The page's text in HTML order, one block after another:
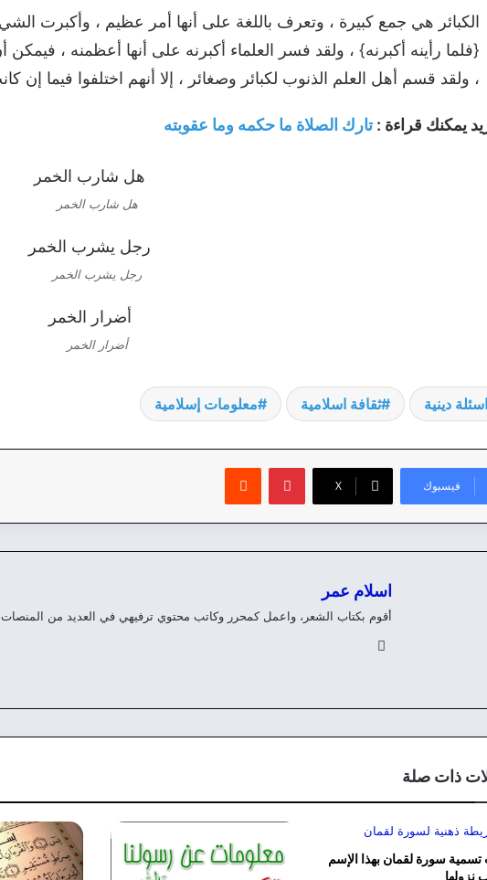
الكبائر هي جمع كبيرة ، وتعرف باللغة على أنها أمر عظيم ، وأكبرت
{فلما رأينه أكبرنه} ، ولقد فسر العلماء أكبرنه على أنها أعظمنه ،
، ولقد قسم أهل العلم الذنوب لكبائر وصغائر ، إلا أنهم اختلفوا فيما
يمكنك قراءة :تارك الصلاة ما حكمه وما عقوبته
هل شارب الخمر
رجل يشرب الخمر
أضرار الخمر
اسئلة دينية ثقافة اسلامية معلومات إسلامية
فيسبوك ‫X
بينتيريست
اسلام عمر
أقوم بكتاب الشعر، واعمل كمحرر وكاتب محتوي ترفيهي في العديد من
ذات صلة
سورة لقمان بهذا الإسم
نزولها